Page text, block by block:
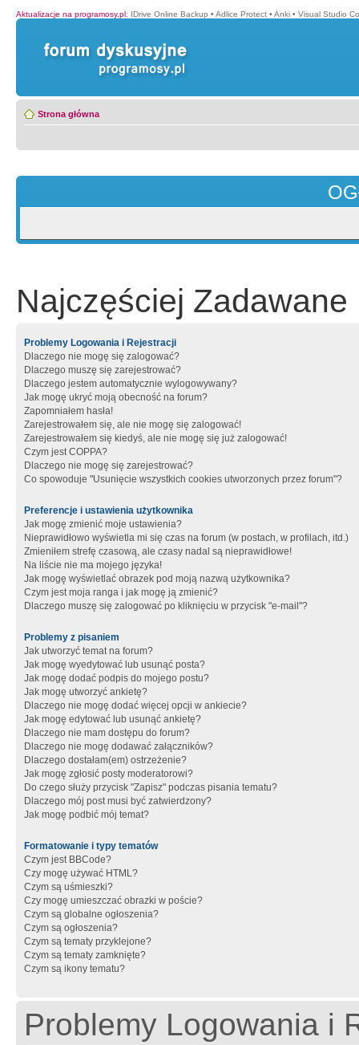
Aktualizacje na programosy.pl: IDrive Online Backup • Adlice Protect • Anki • Visual Studio
Strona główna
Najczęściej Zadawane
Problemy Logowania i Rejestracji
Dlaczego nie mogę się zalogować?
Dlaczego muszę się zarejestrować?
Dlaczego jestem automatycznie wylogowywany?
Jak mogę ukryć moją obecność na forum?
Zapomniałem hasła!
Zarejestrowałem się, ale nie mogę się zalogować!
Zarejestrowałem się kiedyś, ale nie mogę się już zalogować!
Czym jest COPPA?
Dlaczego nie mogę się zarejestrować?
Co spowoduje "Usunięcie wszystkich cookies utworzonych przez forum"?
Preferencje i ustawienia użytkownika
Jak mogę zmienić moje ustawienia?
Nieprawidłowo wyświetla mi się czas na forum (w postach, w profilach, itd.)
Zmieniłem strefę czasową, ale czasy nadal są nieprawidłowe!
Na liście nie ma mojego języka!
Jak mogę wyświetlać obrazek pod moją nazwą użytkownika?
Czym jest moja ranga i jak mogę ją zmienić?
Dlaczego muszę się zalogować po kliknięciu w przycisk "e-mail"?
Problemy z pisaniem
Jak utworzyć temat na forum?
Jak mogę wyedytować lub usunąć posta?
Jak mogę dodać podpis do mojego postu?
Jak mogę utworzyć ankietę?
Dlaczego nie mogę dodać więcej opcji w ankiecie?
Jak mogę edytować lub usunąć ankietę?
Dlaczego nie mam dostępu do forum?
Dlaczego nie mogę dodawać załączników?
Dlaczego dostałam(em) ostrzeżenie?
Jak mogę zgłosić posty moderatorowi?
Do czego służy przycisk "Zapisz" podczas pisania tematu?
Dlaczego mój post musi być zatwierdzony?
Jak mogę podbić mój temat?
Formatowanie i typy tematów
Czym jest BBCode?
Czy mogę używać HTML?
Czym są uśmieszki?
Czy mogę umieszczać obrazki w poście?
Czym są globalne ogłoszenia?
Czym są ogłoszenia?
Czym są tematy przyklejone?
Czym są tematy zamknięte?
Czym są ikony tematu?
Problemy Logowania i